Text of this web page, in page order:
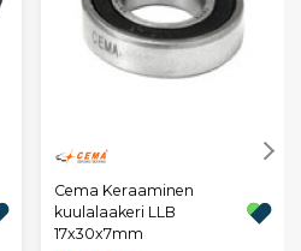
Cema Keraaminen
kuulalaakeri LLB
17x30x7mm